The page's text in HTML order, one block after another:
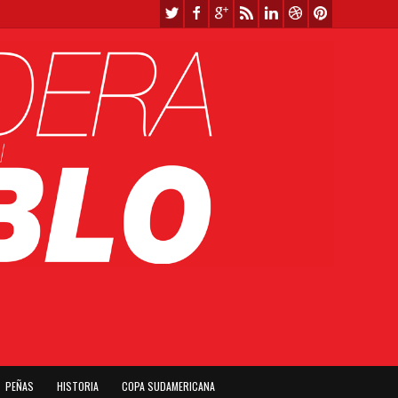
PEÑAS HISTORIA COPA SUDAMERICANA